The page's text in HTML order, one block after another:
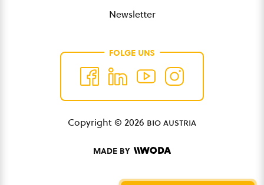
Newsletter
FOLGE UNS
Copyright © 2026 bio austria
MADE BY